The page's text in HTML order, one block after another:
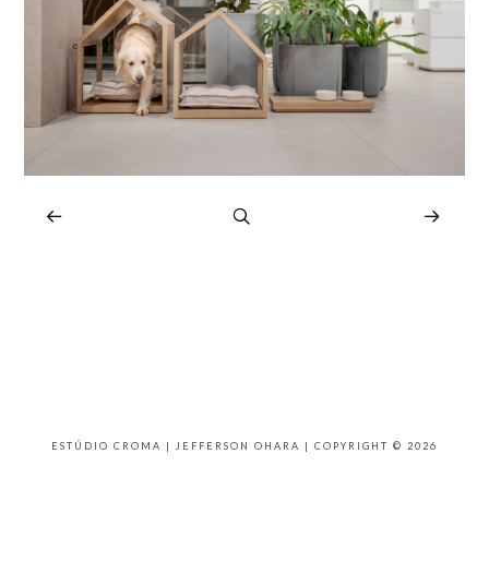
ESTÚDIO CROMA | JEFFERSON OHARA | COPYRIGHT © 2026